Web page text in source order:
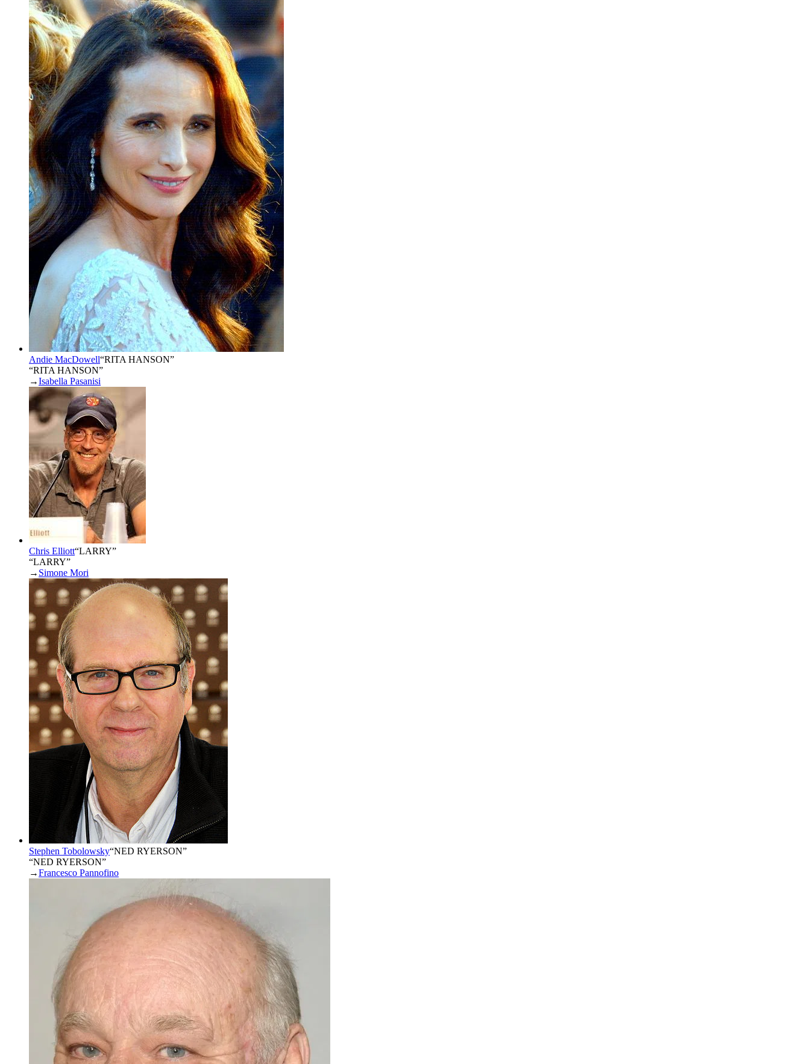
Andie MacDowell“RITA HANSON”
“RITA HANSON”
→Isabella Pasanisi
Chris Elliott“LARRY”
“LARRY”
→ Simone Mori
Stephen Tobolowsky“NED RYERSON”
“NED RYERSON”
→Francesco Pannofino